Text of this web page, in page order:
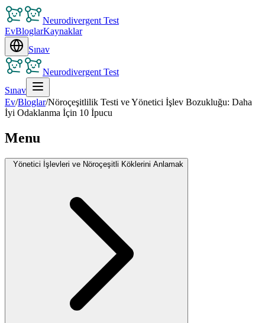
Neurodivergent Test
EvBloglarKaynaklar
Sınav
Neurodivergent Test
Sınav
Ev/Bloglar/Nöroçeşitlilik Testi ve Yönetici İşlev Bozukluğu: Daha
İyi Odaklanma İçin 10 İpucu
Menu
Yönetici İşlevleri ve Nöroçeşitli Köklerini Anlamak